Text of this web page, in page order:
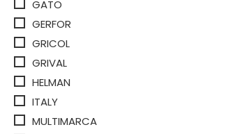
GATO
GERFOR
GRICOL
GRIVAL
HELMAN
ITALY
MULTIMARCA